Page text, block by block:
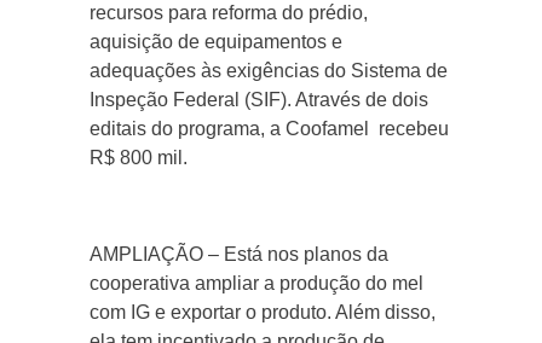
recursos para reforma do prédio,
aquisição de equipamentos e
adequações às exigências do Sistema de
Inspeção Federal (SIF). Através de dois
editais do programa, a Coofamel recebeu
R$ 800 mil.
AMPLIAÇÃO – Está nos planos da
cooperativa ampliar a produção do mel
com IG e exportar o produto. Além disso,